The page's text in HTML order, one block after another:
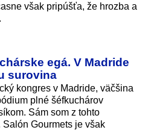
však pripúšťa, že hrozba a
egá. V Madride
surovina
kongres v Madride, väčšina
plné šéfkuchárov
Sám som z tohto
Gourmets je však